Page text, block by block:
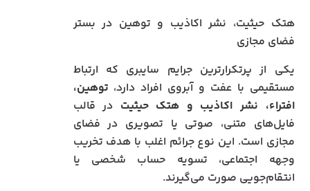
هتک حیثیت، نشر اکاذیب و توهین در بستر
فضای مجازی
یکی از پرتکرارترین جرایم سایبری که ارتباط
مستقیمی با عفت و آبروی افراد دارد، توهین،
افتراء، نشر اکاذیب و هتک حیثیت در قالب
فایل‌های متنی، صوتی یا تصویری در فضای
مجازی است. این نوع جرائم اغلب با هدف تخریب
وجهه اجتماعی، تسویه حساب شخصی یا
انتقام‌جویی صورت می‌گیرند.